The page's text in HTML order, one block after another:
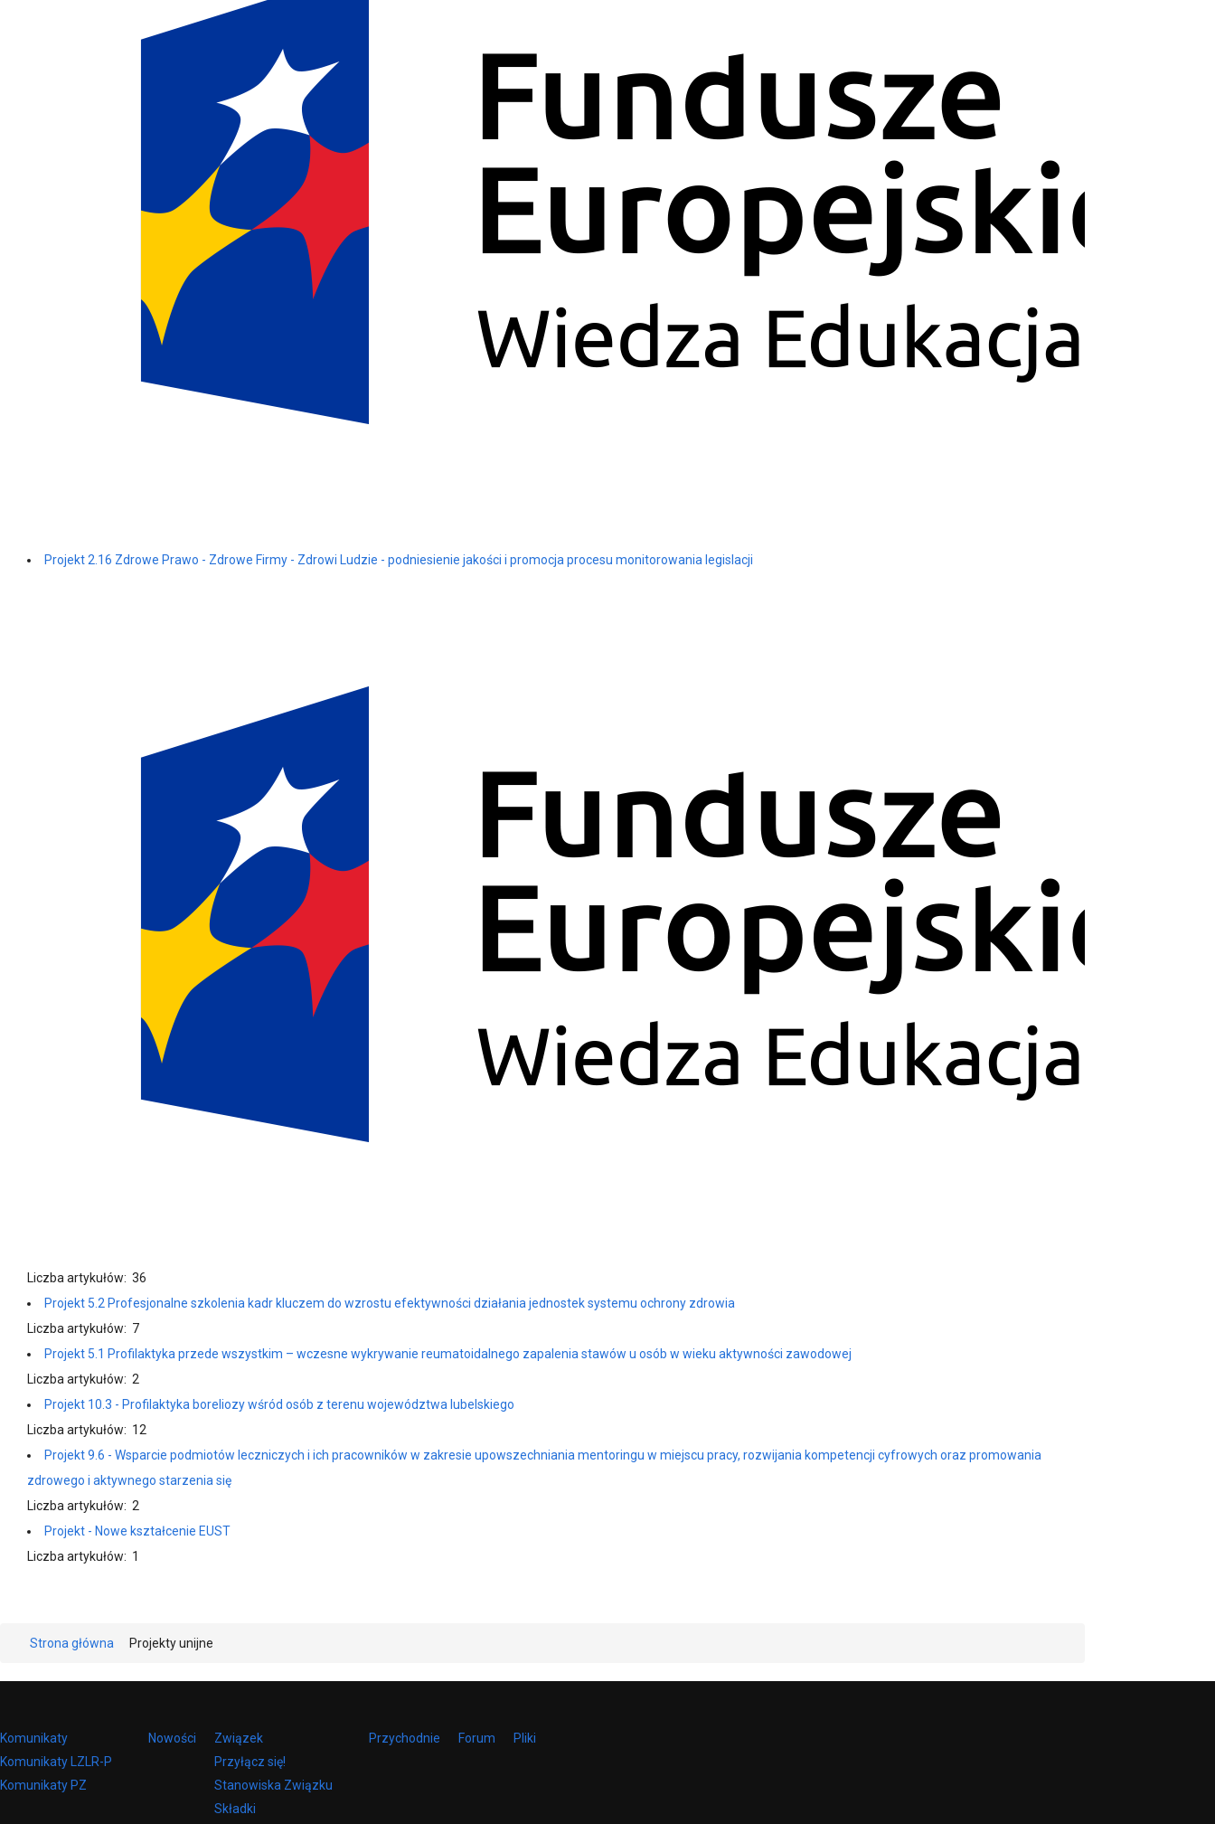
Projekt 2.16 Zdrowe Prawo - Zdrowe Firmy - Zdrowi Ludzie - podniesienie jakości i promocja procesu monitorowania legislacji
Liczba artykułów: 36
Projekt 5.2 Profesjonalne szkolenia kadr kluczem do wzrostu efektywności działania jednostek systemu ochrony zdrowia
Liczba artykułów: 7
Projekt 5.1 Profilaktyka przede wszystkim – wczesne wykrywanie reumatoidalnego zapalenia stawów u osób w wieku aktywności zawodowej
Liczba artykułów: 2
Projekt 10.3 - Profilaktyka boreliozy wśród osób z terenu województwa lubelskiego
Liczba artykułów: 12
Projekt 9.6 - Wsparcie podmiotów leczniczych i ich pracowników w zakresie upowszechniania mentoringu w miejscu pracy, rozwijania kompetencji cyfrowych oraz promowania
zdrowego i aktywnego starzenia się
Liczba artykułów: 2
Projekt - Nowe kształcenie EUST
Liczba artykułów: 1
Strona główna Projekty unijne
Komunikaty
Komunikaty LZLR-P
Komunikaty PZ
Nowości
Związek
Przyłącz się!
Stanowiska Związku
Składki
Przychodnie Forum Pliki